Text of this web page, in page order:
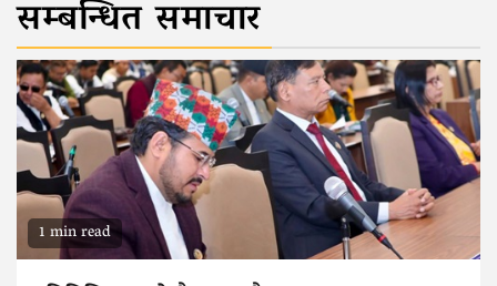
सम्बन्धित समाचार
1 min read